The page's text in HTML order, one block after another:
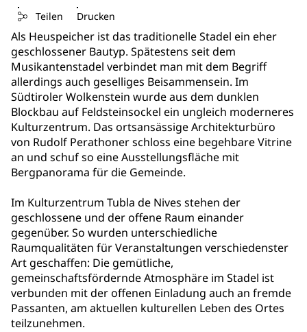
Teilen Drucken
Als Heuspeicher ist das traditionelle Stadel ein eher
geschlossener Bautyp. Spätestens seit dem
Musikantenstadel verbindet man mit dem Begriff
allerdings auch geselliges Beisammensein. Im
Südtiroler Wolkenstein wurde aus dem dunklen
Blockbau auf Feldsteinsockel ein ungleich moderneres
Kulturzentrum. Das ortsansässige Architekturbüro
von Rudolf Perathoner schloss eine begehbare Vitrine
an und schuf so eine Ausstellungsfläche mit
Bergpanorama für die Gemeinde.
Im Kulturzentrum Tubla de Nives stehen der
geschlossene und der offene Raum einander
gegenüber. So wurden unterschiedliche
Raumqualitäten für Veranstaltungen verschiedenster
Art geschaffen: Die gemütliche,
gemeinschaftsfördernde Atmosphäre im Stadel ist
verbunden mit der offenen Einladung auch an fremde
Passanten, am aktuellen kulturellen Leben des Ortes
teilzunehmen.